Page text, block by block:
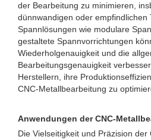
der Bearbeitung zu minimieren,
dünnwandigen oder empfindlichen
Spannlösungen wie modulare
gestaltete Spannvorrichtungen
Wiederholgenauigkeit und die
Bearbeitungsgenauigkeit
Herstellern, ihre
CNC-Metallbearbeitung zu
Anwendungen der CNC-
Die Vielseitigkeit und Präzision